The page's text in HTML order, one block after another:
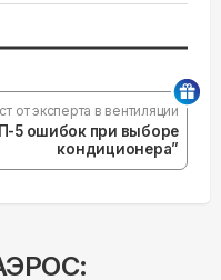
от эксперта в вентиляции
5 ошибок при выборе
кондиционера”